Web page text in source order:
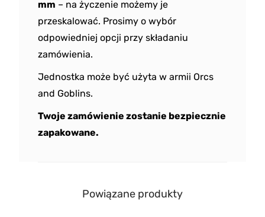
mm – na życzenie możemy je
przeskalować. Prosimy o wybór
odpowiedniej opcji przy składaniu
zamówienia.
Jednostka może być użyta w armii Orcs
and Goblins.
Twoje zamówienie zostanie bezpiecznie
zapakowane.
Powiązane produkty